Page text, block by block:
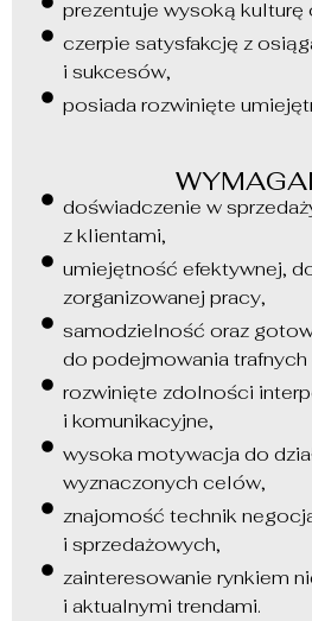
prezentuje wysoką kulturę
czerpie satysfakcję z
i sukcesów,
posiada rozwinięte
doświadczenie w
z klientami,
umiejętność efektywnej,
zorganizowanej pracy,
samodzielność oraz
do podejmowania trafnych
rozwinięte zdolności
i komunikacyjne,
wysoka motywacja do
wyznaczonych celów,
znajomość technik
i sprzedażowych,
zainteresowanie rynkiem
i aktualnymi trendami.